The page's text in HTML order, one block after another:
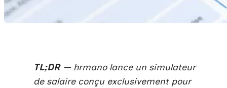
TL;DR— hrmano lance un simulateur
de salaire conçu exclusivement pour